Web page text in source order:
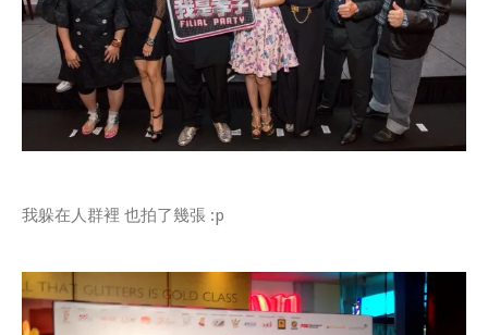
我躲在人群裡 也拍了幾張 :p